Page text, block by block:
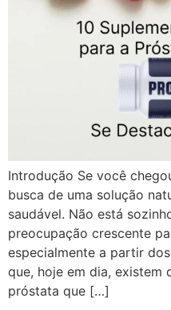
Introdução Se você
busca de uma solução
saudável. Não está
preocupação crescente
especialmente a partir
que, hoje em dia, existem
próstata que […]